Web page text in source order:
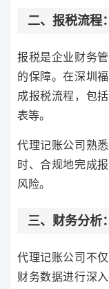
二、报税流程
报税是企业财务
的保障。在深圳
成报税流程，包
表等。
代理记账公司熟
时、合规地完成
风险。
三、财务分析
代理记账公司不
财务数据进行深